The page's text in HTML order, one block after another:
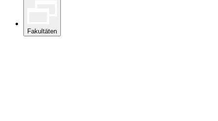
Fakultäten